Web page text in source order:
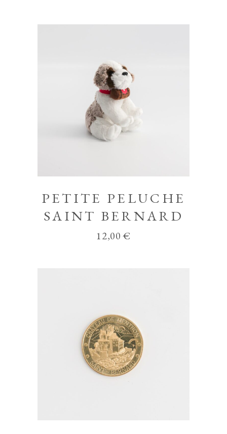
PETITE PELUCHE
SAINT BERNARD
12,00€